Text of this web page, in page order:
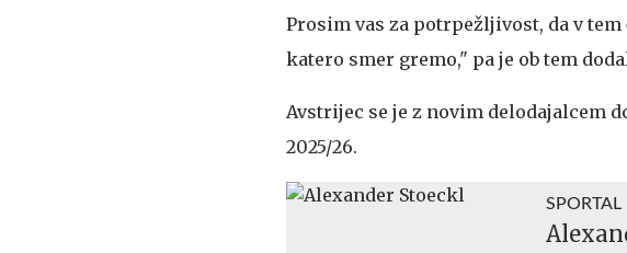
Prosim vas za potrpežljivost, da v
katero smer gremo," pa je ob tem
Avstrijec se je z novim delodajalcem
2025/26.
SPORTAL